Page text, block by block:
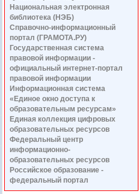
Национальная электронная
библиотека (НЭБ)
Справочно-информационный
портал (ГРАМОТА.РУ)
Государственная система
правовой информации -
официальный интернет-портал
правовой информации
Информационная система
«Единое окно доступа к
образовательным ресурсам»
Единая коллекция цифровых
образовательных ресурсов
Федеральный центр
информационно-
образовательных ресурсов
Российское образование -
федеральный портал